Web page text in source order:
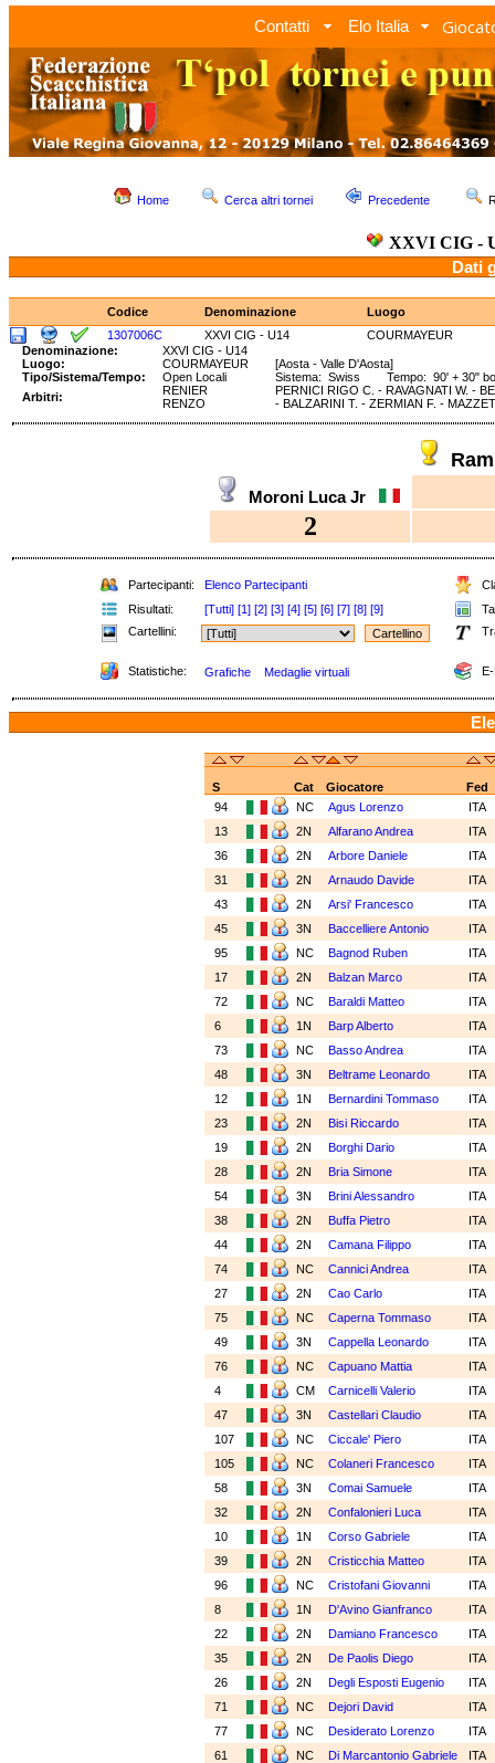
Contatti Elo Italia
Home Cerca altri tornei Precedente
XXVI CIG -
Dati
Codice Denominazione
Luogo
1307006C
XXVI CIG - U14
COURMAYEUR
Denominazione:
XXVI CIG - U14
Luogo:
COURMAYEUR [Aosta - Valle D'Aosta]
Tipo/Sistema/Tempo:
Open Locali
Sistema: Swiss Tempo: 90' + 30"
Arbitri:
RENIER
RENZO
PERNICI RIGO C. - RAVAGNATI W. -
- BALZARINI T. - ZERMIAN F. -
Moroni Luca Jr
2
Partecipanti: Elenco Partecipanti
Risultati:
[Tutti] [1] [2] [3] [4] [5] [6] [7] [8] [9]
Cartellini:
Statistiche: Grafiche Medaglie virtuali
S Cat Giocatore
Fed
94
NC Agus Lorenzo
ITA
13
2N Alfarano Andrea
ITA
36
2N Arbore Daniele
ITA
31
2N Arnaudo Davide
ITA
43
2N Arsi' Francesco
ITA
45
3N Baccelliere Antonio
ITA
95
NC Bagnod Ruben
ITA
17
2N Balzan Marco
ITA
72
NC Baraldi Matteo
ITA
6
1N Barp Alberto
ITA
73
NC Basso Andrea
ITA
48
3N Beltrame Leonardo
ITA
12
1N Bernardini Tommaso
ITA
23
2N Bisi Riccardo
ITA
19
2N Borghi Dario
ITA
28
2N Bria Simone
ITA
54
3N Brini Alessandro
ITA
38
2N Buffa Pietro
ITA
44
2N Camana Filippo
ITA
74
NC Cannici Andrea
ITA
27
2N Cao Carlo
ITA
75
NC Caperna Tommaso
ITA
49
3N Cappella Leonardo
ITA
76
NC Capuano Mattia
ITA
4
CM Carnicelli Valerio
ITA
47
3N Castellari Claudio
ITA
107
NC Ciccale' Piero
ITA
105
NC Colaneri Francesco
ITA
58
3N Comai Samuele
ITA
32
2N Confalonieri Luca
ITA
10
1N Corso Gabriele
ITA
39
2N Cristicchia Matteo
ITA
96
NC Cristofani Giovanni
ITA
8
1N D'Avino Gianfranco
ITA
22
2N Damiano Francesco
ITA
35
2N De Paolis Diego
ITA
26
2N Degli Esposti Eugenio
ITA
71
NC Dejori David
ITA
77
NC Desiderato Lorenzo
ITA
61
NC Di Marcantonio Gabriele
ITA